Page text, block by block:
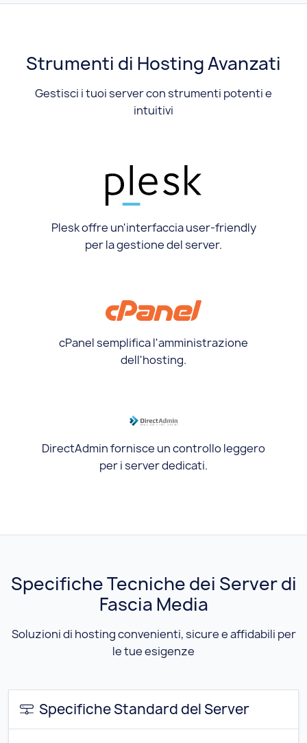
Strumenti di Hosting Avanzati
Gestisci i tuoi server con strumenti potenti e
intuitivi
Plesk offre un'interfaccia user-friendly
per la gestione del server.
cPanel semplifica l'amministrazione
dell'hosting.
DirectAdmin fornisce un controllo leggero
per i server dedicati.
Specifiche Tecniche dei Server di
Fascia Media
Soluzioni di hosting convenienti, sicure e affidabili per
le tue esigenze
Specifiche Standard del Server